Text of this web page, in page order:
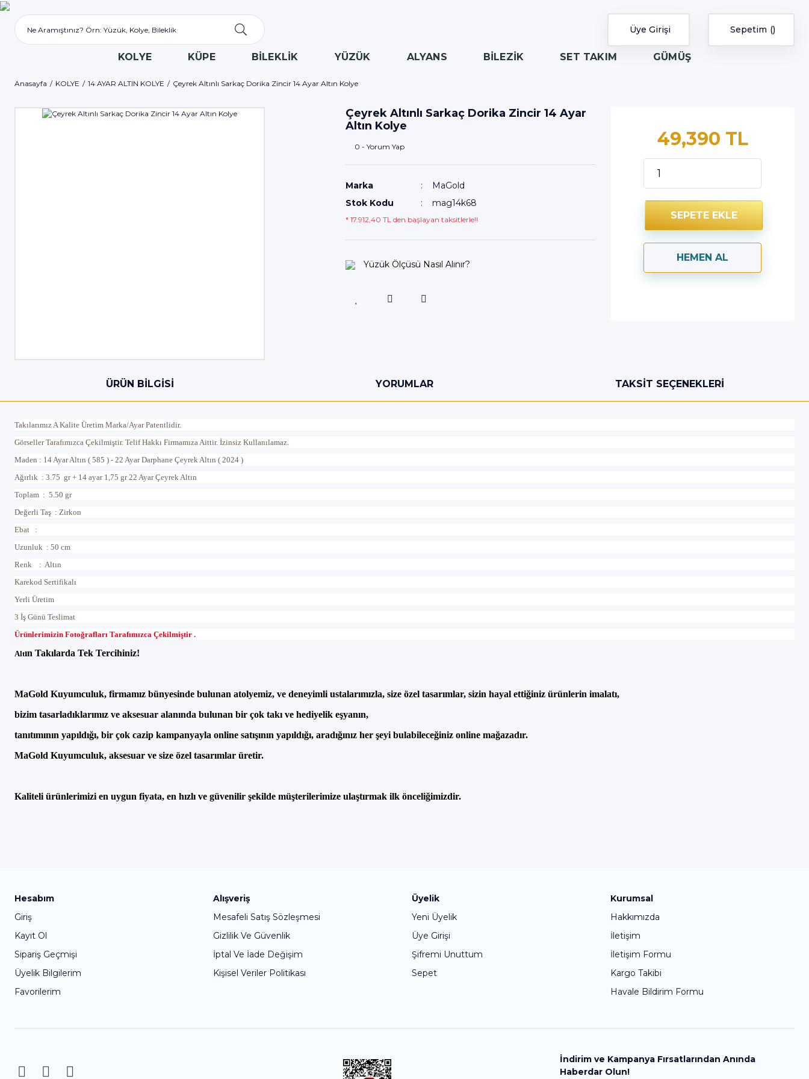
Üye Girişi Sepetim
KOLYE KÜPE BİLEKLİK YÜZÜK ALYANS BİLEZİK SET TAKIM GÜMÜŞ
Anasayfa KOLYE 14 AYAR ALTIN KOLYE Çeyrek Altınlı Sarkaç Dorika Zincir 14 Ayar Altın Kolye
Çeyrek Altınlı Sarkaç Dorika Zincir 14 Ayar
Altın Kolye
0 - Yorum Yap
Marka
MaGold
Stok Kodu
mag14k68
* 17.912,40 TL den başlayan taksitlerle!!
Yüzük Ölçüsü Nasıl Alınır?
49,390 TL
SEPETE EKLE
HEMEN AL
ÜRÜN BILGISI YORUMLAR TAKSIT SEÇENEKLERI
Takılarımız A Kalite Üretim Marka/Ayar Patentlidir.
Görseller Tarafımızca Çekilmiştir. Telif Hakkı Firmamıza Aittir. İzinsiz Kullanılamaz.
Maden : 14 Ayar Altın ( 585 ) - 22 Ayar Darphane Çeyrek Altın ( 2024 )
Ağırlık : 3.75 gr + 14 ayar 1,75 gr 22 Ayar Çeyrek Altın
Toplam : 5.50 gr
Değerli Taş : Zirkon
Ebat :
Uzunluk : 50 cm
Renk : Altın
Karekod Sertifikalı
Yerli Üretim
3 İş Günü Teslimat
Ürünlerimizin Fotoğrafları Tarafımızca Çekilmiştir .
Altın Takılarda Tek Tercihiniz!
MaGold Kuyumculuk, firmamız bünyesinde bulunan atolyemiz, ve deneyimli ustalarımızla, size özel tasarımlar, sizin hayal ettiğiniz ürünlerin imalatı,
bizim tasarladıklarımız ve aksesuar alanında bulunan bir çok takı ve hediyelik eşyanın,
tanıtımının yapıldığı, bir çok cazip kampanyayla online satışının yapıldığı, aradığınız her şeyi bulabileceğiniz online mağazadır.
MaGold Kuyumculuk, aksesuar ve size özel tasarımlar üretir.
Kaliteli ürünlerimizi en uygun fiyata, en hızlı ve güvenilir şekilde müşterilerimize ulaştırmak ilk önceliğimizdir.
Yorum Yaz
Hesabım
Giriş
Kayıt Ol
Sipariş Geçmişi
Üyelik Bilgilerim
Favorilerim
Alışveriş
Mesafeli Satış Sözleşmesi
Gizlilik Ve Güvenlik
İptal Ve İade Değişim
Kişisel Veriler Politikası
Üyelik
Yeni Üyelik
Üye Girişi
Şifremi Unuttum
Sepet
Kurumsal
Hakkımızda
İletişim
İletişim Formu
Kargo Takibi
Havale Bildirim Formu
İndirim ve Kampanya Fırsatlarından Anında
Haberdar Olun!